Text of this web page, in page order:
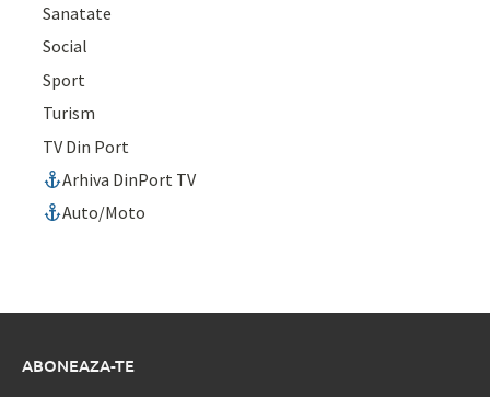
Sanatate
Social
Sport
Turism
TV Din Port
Arhiva DinPort TV
Auto/Moto
ABONEAZA-TE